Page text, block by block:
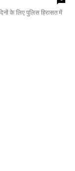
के लिए पुलिस हिरासत में